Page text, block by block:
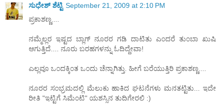
ಸುಧೇಶ್ ಶೆಟ್ಟಿ September 21, 2009 at 2:10 PM
ಪ್ರಕಾಶಣ್ಣ....
ನಮ್ಮೆಲ್ಲರ ಇಷ್ಟದ ಬ್ಲಾಗ್ ನೂರರ ಗಡಿ ದಾಟಿತು ಎ೦ದರೆ ತು೦ಬಾ ಖುಷಿ
ಆಗುತ್ತಿದೆ.... ನೂರು ಬರಹಗಳನ್ನು ಓದಿದ್ದೇವಾ!
ಎಲ್ಲವೂ ಒ೦ದಕ್ಕಿ೦ತ ಒ೦ದು ಚೆನ್ನಾಗಿತ್ತು. ಹೀಗೆ ಬರೆಯುತ್ತಿರಿ ಪ್ರಕಾಶಣ್ಣ....
ನೂರರ ಸ೦ಭ್ರಮದಲ್ಲಿ ಮೆಲುಕು ಹಾಕಿದ ಘಟನೆಗಳು ಮನತಟ್ಟಿತು... ಇದೇ
ರೀತಿ "ಇಟ್ಟಿಗೆ ಸಿಮೆ೦ಟಿ" ಯಶಸ್ಸಿನ ತುದಿಗೇರಲಿ :)